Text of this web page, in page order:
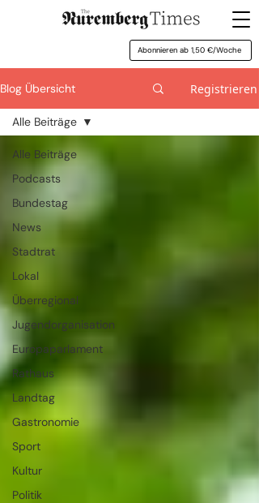
Abonnieren ab 1,50 €/Woche
Blog Übersicht Registrieren
Alle Beiträge
Podcasts
Bundestag
News
Stadtrat
Lokal
Überregional
Jugendorganisation
Europaparlament
Rathaus
Landtag
Gastronomie
Sport
Kultur
Politik
Alle Beiträge